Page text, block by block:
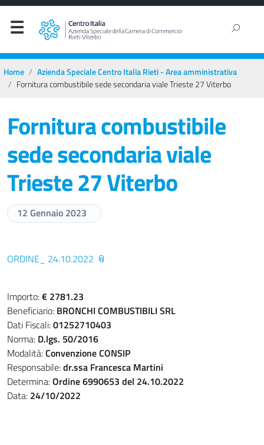
Home
Azienda Speciale Centro Italia Rieti - Area amministrativa
Fornitura combustibile sede secondaria viale Trieste 27 Viterbo
Fornitura combustibile
sede secondaria viale
Trieste 27 Viterbo
12 Gennaio 2023
ORDINE_ 24.10.2022
Importo:€ 2781.23
Beneficiario: BRONCHI COMBUSTIBILI SRL
Dati Fiscali:01252710403
Norma: D.lgs. 50/2016
Modalità:Convenzione CONSIP
Responsabile:dr.ssa Francesca Martini
Determina:Ordine 6990653 del 24.10.2022
Data: 24/10/2022